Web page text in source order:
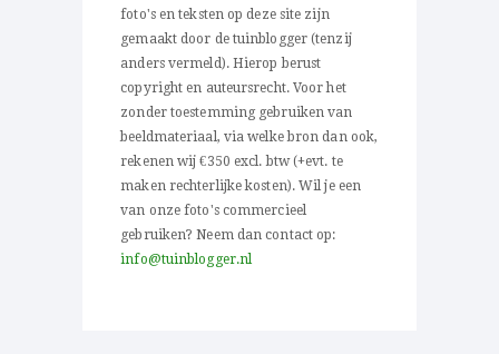
foto's en teksten op deze site zijn
gemaakt door de tuinblogger (tenzij
anders vermeld). Hierop berust
copyright en auteursrecht. Voor het
zonder toestemming gebruiken van
beeldmateriaal, via welke bron dan ook,
rekenen wij €350 excl. btw (+evt. te
maken rechterlijke kosten). Wil je een
van onze foto's commercieel
gebruiken? Neem dan contact op:
info@tuinblogger.nl